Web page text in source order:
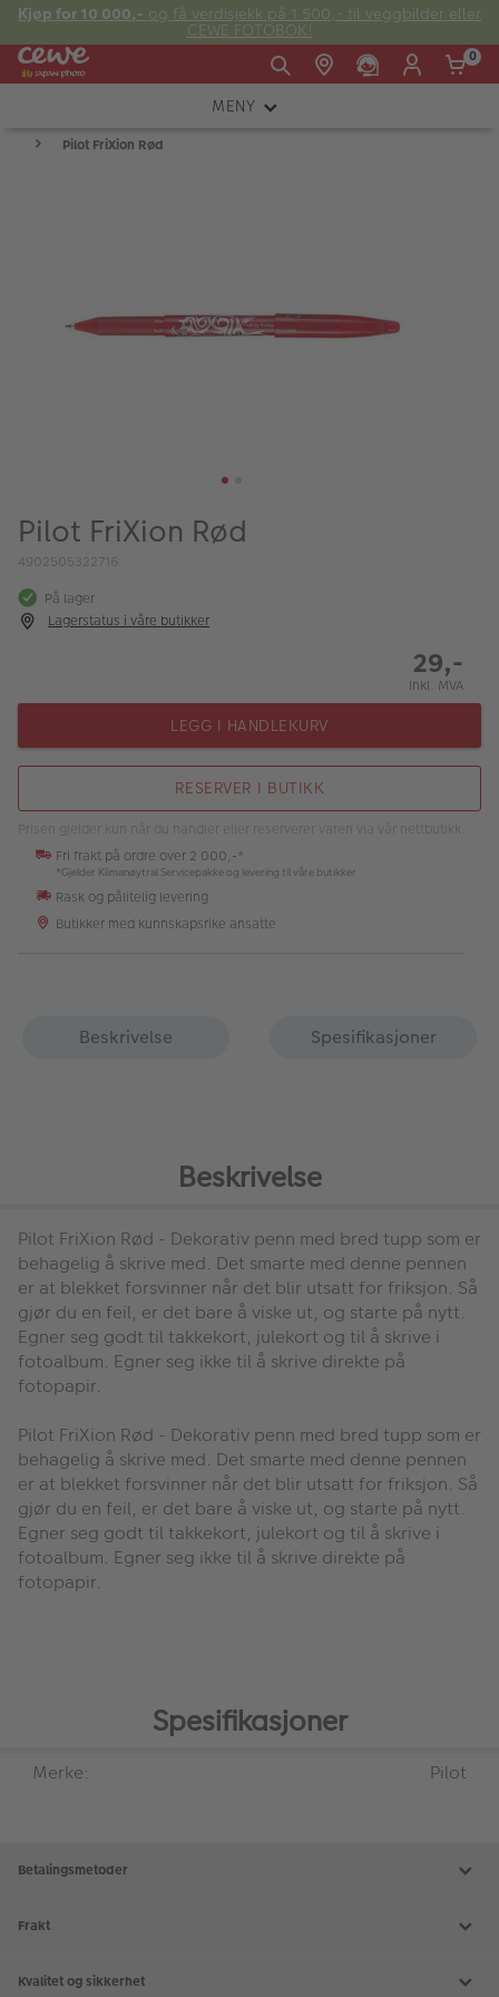
Kjøp for 10 000,- og få verdisjekk på 1 500,- til veggbilder eller
CEWE FOTOBOK!
0
MENY
KAMERA
INSTANTFOTO
Kampanjer
Merker
Fotokurs
Inspirasjon
Butikkoversikt
Pilot FriXion Rød
Pilot FriXion Rød
4902505322716
På lager
Lagerstatus i våre butikker
29,-
Inkl. MVA
LEGG I HANDLEKURV
RESERVER I BUTIKK
Prisen gjelder kun når du handler eller reserverer varen via vår nettbutikk.
Fri frakt på ordre over 2 000,-*
*Gjelder Klimanøytral Servicepakke og levering til våre butikker
Rask og pålitelig levering
Butikker med kunnskapsrike ansatte
Beskrivelse Spesifikasjoner
Beskrivelse
Pilot FriXion Rød - Dekorativ penn med bred tupp som er
behagelig å skrive med. Det smarte med denne pennen
er at blekket forsvinner når det blir utsatt for friksjon. Så
gjør du en feil, er det bare å viske ut, og starte på nytt.
Egner seg godt til takkekort, julekort og til å skrive i
fotoalbum. Egner seg ikke til å skrive direkte på
fotopapir.
Pilot FriXion Rød - Dekorativ penn med bred tupp som er
behagelig å skrive med. Det smarte med denne pennen
er at blekket forsvinner når det blir utsatt for friksjon. Så
gjør du en feil, er det bare å viske ut, og starte på nytt.
Egner seg godt til takkekort, julekort og til å skrive i
fotoalbum. Egner seg ikke til å skrive direkte på
fotopapir.
Spesifikasjoner
Merke: Pilot
Betalingsmetoder
Frakt
Kvalitet og sikkerhet